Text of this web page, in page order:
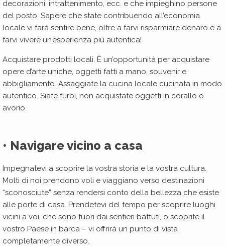
decorazioni, intrattenimento, ecc. e che impieghino persone
del posto. Sapere che state contribuendo all’economia
locale vi farà sentire bene, oltre a farvi risparmiare denaro e a
farvi vivere un’esperienza più autentica!
Acquistare prodotti locali. È un’opportunità per acquistare
opere d’arte uniche, oggetti fatti a mano, souvenir e
abbigliamento. Assaggiate la cucina locale cucinata in modo
autentico. Siate furbi, non acquistate oggetti in corallo o
avorio.
• Navigare vicino a casa
Impegnatevi a scoprire la vostra storia e la vostra cultura.
Molti di noi prendono voli e viaggiano verso destinazioni
“sconosciute” senza rendersi conto della bellezza che esiste
alle porte di casa. Prendetevi del tempo per scoprire luoghi
vicini a voi, che sono fuori dai sentieri battuti, o scoprite il
vostro Paese in barca – vi offrirà un punto di vista
completamente diverso.